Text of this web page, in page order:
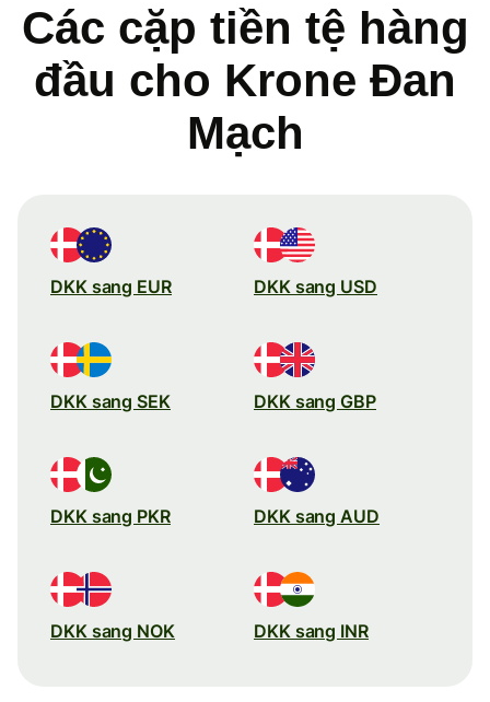
Các cặp tiền tệ hàng
đầu cho Krone Đan
Mạch
DKK sang EUR DKK sang USD
DKK sang SEK DKK sang GBP
DKK sang PKR DKK sang AUD
DKK sang NOK DKK sang INR